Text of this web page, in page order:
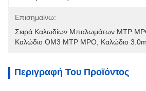
Επισημαίνω:
Σειρά Καλωδίων Μπαλωμάτων MTP
Καλώδιο OM3 MTP MPO Καλώδιο
Περιγραφή Του Προϊόντος